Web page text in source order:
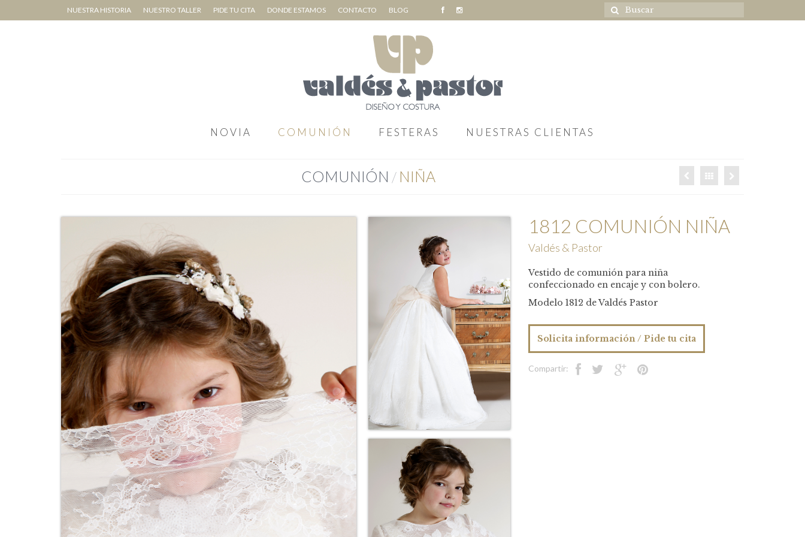
NUESTRA HISTORIA NUESTRO TALLER PIDE TU CITA DONDE ESTAMOS CONTACTO BLOG
NOVIA COMUNIÓN FESTERAS NUESTRAS CLIENTAS
COMUNIÓN / NIÑA
1812 COMUNIÓN NIÑA
Valdés & Pastor
Vestido de comunión para niña
confeccionado en encaje y con bolero.
Modelo 1812 de Valdés Pastor
Solicita información / Pide tu cita